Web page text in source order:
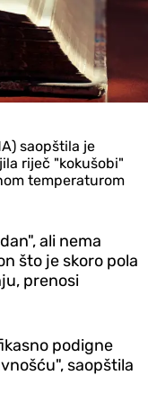
saopštila je
riječ "kokušobi"
temperaturom
ali nema
što je skoro pola
prenosi
podigne
saopštila